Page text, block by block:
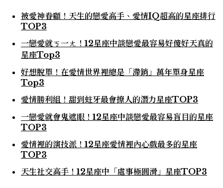
被愛神眷顧！天生的戀愛高手、愛情IQ超高的星座排行
TOP3
一戀愛就ㄎ一ㄤ！12星座中談戀愛最容易好傻好天真的
星座Top3
好想脫單！在愛情世界裡總是「滯銷」萬年單身星座
Top3
愛情勝利組！甜到蛀牙最會撩人的潛力星座TOP3
一戀愛就會鬼遮眼！12星座中談戀愛最容易盲目的星座
TOP3
愛情裡的演技派！12星座愛情裡內心戲最多的星座
TOP3
天生社交高手！12星座中「處事極圓滑」星座TOP3